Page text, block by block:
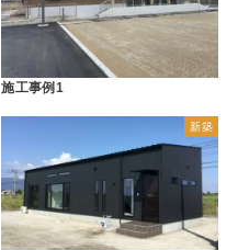
施工事例1
新築